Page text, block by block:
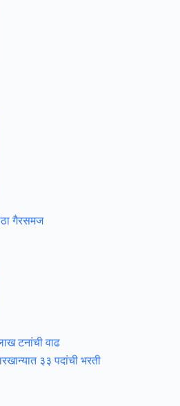
गैरसमज
टनांची वाढ
३३ पदांची भरती